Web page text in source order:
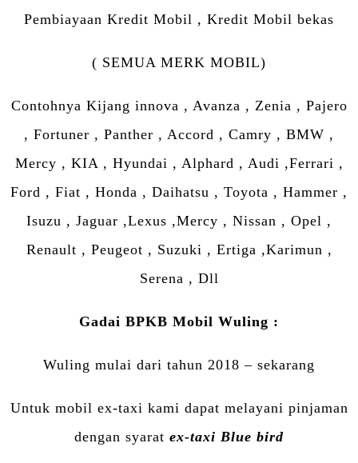
Pembiayaan Kredit Mobil , Kredit Mobil bekas
( SEMUA MERK MOBIL)
Contohnya Kijang innova , Avanza , Zenia , Pajero
, Fortuner , Panther , Accord , Camry , BMW ,
Mercy , KIA , Hyundai , Alphard , Audi ,Ferrari ,
Ford , Fiat , Honda , Daihatsu , Toyota , Hammer ,
Isuzu , Jaguar ,Lexus ,Mercy , Nissan , Opel ,
Renault , Peugeot , Suzuki , Ertiga ,Karimun ,
Serena , Dll
Gadai BPKB Mobil Wuling :
Wuling mulai dari tahun 2018 – sekarang
Untuk mobil ex-taxi kami dapat melayani pinjaman
dengan syarat ex-taxi Blue bird